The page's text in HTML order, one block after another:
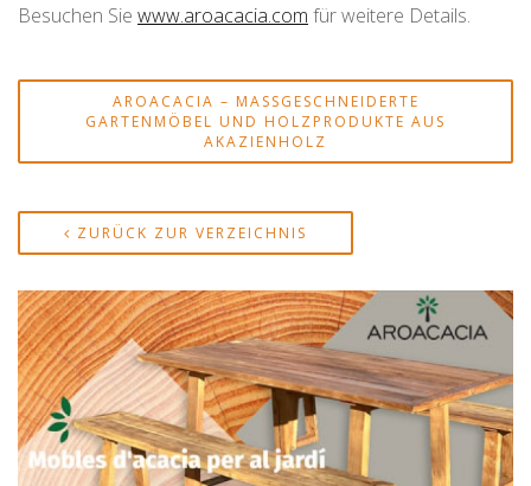
Besuchen Sie www.aroacacia.com für weitere Details.
AROACACIA – MASSGESCHNEIDERTE G
ARTENMÖBEL UND HOLZPRODUKTE AUS A
KAZIENHOLZ
ZURÜCK ZUR VERZEICHNIS